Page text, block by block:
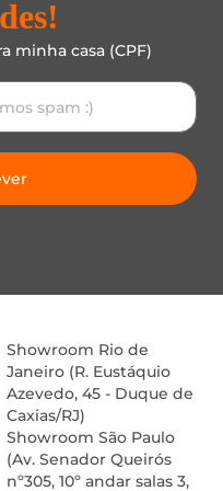
minha casa (CPF)
Showroom Rio de
Janeiro (R. Eustáquio
Azevedo, 45 - Duque de
Caxias/RJ)
Showroom São Paulo
(Av. Senador Queirós
nº305, 10º andar salas 3,